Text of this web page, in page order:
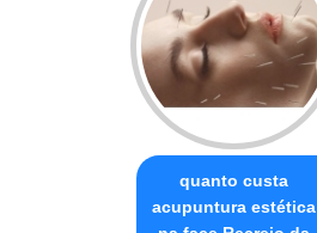
quanto custa
acupuntura estética